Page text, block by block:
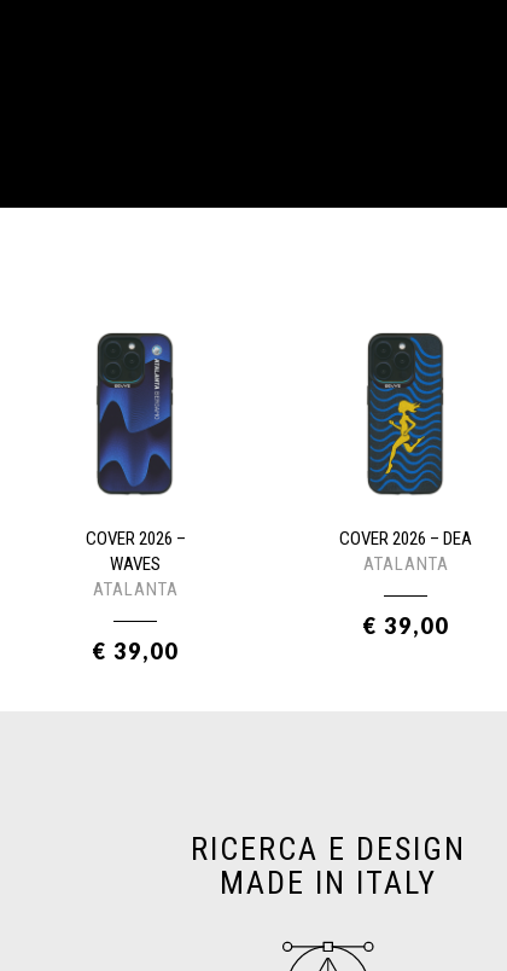
COVER 2026 –
WAVES
ATALANTA
€ 39,00
COVER 2026 – DEA
ATALANTA
€ 39,00
RICERCA E DESIGN
MADE IN ITALY